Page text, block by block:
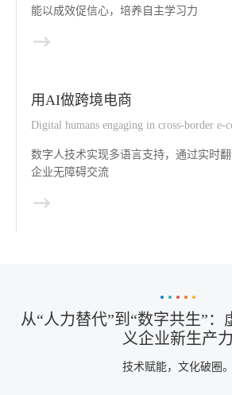
能以成效促信心，培养自主学习力
用AI做跨境电商
Digital humans engaging in cross-border e-
数字人技术实现多语言支持，通过实时
企业无障碍交流
从“人力替代”到“数字共生”：
义企业新生产力
技术赋能，文化破圈。